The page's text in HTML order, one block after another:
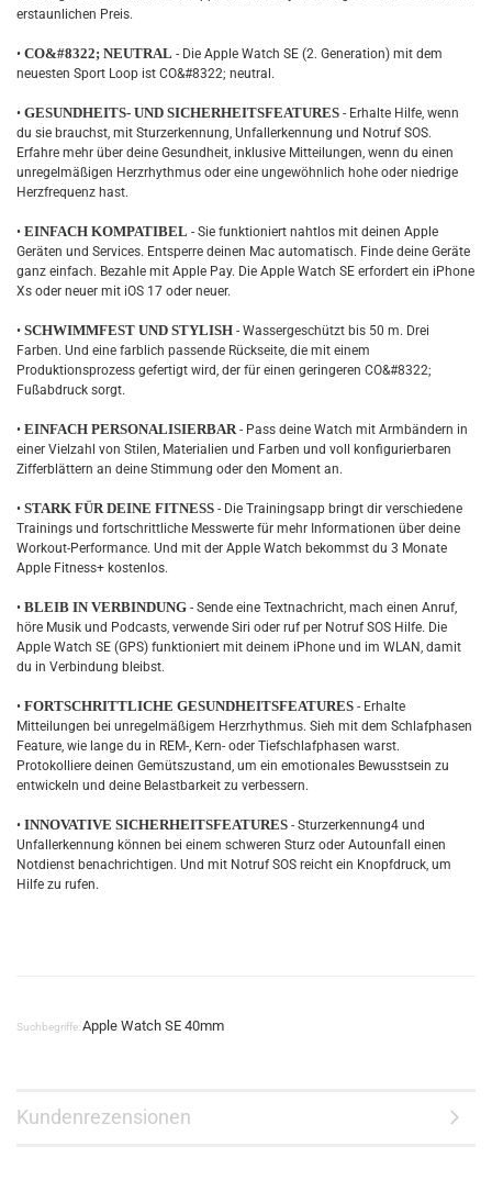
erstaunlichen Preis.
• CO&#8322; NEUTRAL - Die Apple Watch SE (2. Generation) mit dem
neuesten Sport Loop ist CO&#8322; neutral.
• GESUNDHEITS- UND SICHERHEITSFEATURES - Erhalte Hilfe, wenn
du sie brauchst, mit Sturzerkennung, Unfallerkennung und Notruf SOS.
Erfahre mehr über deine Gesundheit, inklusive Mitteilungen, wenn du einen
unregelmäßigen Herzrhythmus oder eine ungewöhnlich hohe oder niedrige
Herzfrequenz hast.
• EINFACH KOMPATIBEL - Sie funktioniert nahtlos mit deinen Apple
Geräten und Services. Entsperre deinen Mac automatisch. Finde deine Geräte
ganz einfach. Bezahle mit Apple Pay. Die Apple Watch SE erfordert ein iPhone
Xs oder neuer mit iOS 17 oder neuer.
• SCHWIMMFEST UND STYLISH - Wassergeschützt bis 50 m. Drei
Farben. Und eine farblich passende Rückseite, die mit einem
Produktionsprozess gefertigt wird, der für einen geringeren CO&#8322;
Fußabdruck sorgt.
• EINFACH PERSONALISIERBAR- Pass deine Watch mit Armbändern in
einer Vielzahl von Stilen, Materialien und Farben und voll konfigurierbaren
Zifferblättern an deine Stimmung oder den Moment an.
• STARK FÜR DEINE FITNESS - Die Trainingsapp bringt dir verschiedene
Trainings und fortschrittliche Messwerte für mehr Informationen über deine
Workout-Performance. Und mit der Apple Watch bekommst du 3 Monate
Apple Fitness+ kostenlos.
• BLEIB IN VERBINDUNG - Sende eine Textnachricht, mach einen Anruf,
höre Musik und Podcasts, verwende Siri oder ruf per Notruf SOS Hilfe. Die
Apple Watch SE (GPS) funktioniert mit deinem iPhone und im WLAN, damit
du in Verbindung bleibst.
• FORTSCHRITTLICHE GESUNDHEITSFEATURES - Erhalte
Mitteilungen bei unregelmäßigem Herzrhythmus. Sieh mit dem Schlafphasen
Feature, wie lange du in REM-, Kern- oder Tiefschlafphasen warst.
Protokolliere deinen Gemütszustand, um ein emotionales Bewusstsein zu
entwickeln und deine Belastbarkeit zu verbessern.
• INNOVATIVE SICHERHEITSFEATURES - Sturzerkennung4 und
Unfallerkennung können bei einem schweren Sturz oder Autounfall einen
Notdienst benachrichtigen. Und mit Notruf SOS reicht ein Knopfdruck, um
Hilfe zu rufen.
Suchbegriffe:Apple Watch SE 40mm
Kundenrezensionen